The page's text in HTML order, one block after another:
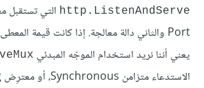
http.ListenAndServe التي تستقبل
Port والثاني دالة معالجة. إذا كانت قيمة المعطى الثاني هي
يعني أننا نريد استخدام الموجّه المبدئي